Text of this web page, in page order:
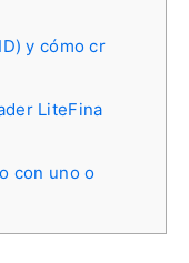
y cómo cr
LiteFina
con uno o